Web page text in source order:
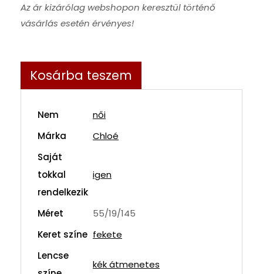
Az ár kizárólag webshopon keresztül történő
vásárlás esetén érvényes!
Kosárba teszem
Nem
női
Márka
Chloé
Saját
tokkal
rendelkezik
igen
Méret
55/19/145
Keret színe fekete
Lencse
kék átmenetes